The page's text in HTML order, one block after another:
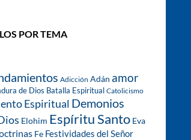
POR TEMA
Adicción Adán amor
de Dios Batalla Espiritual Catolicismo
Espiritual Demonios
Elohim Espíritu Santo Eva
Fe Festividades del Señor